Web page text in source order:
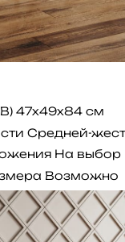
47x49x84 см
Средней-
На выбор
Возможно